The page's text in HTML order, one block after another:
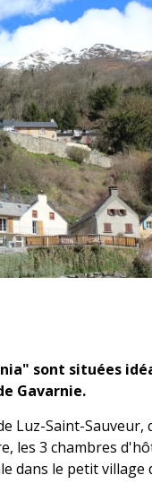
sont situées
Gavarnie.
Luz-Saint-
les 3 chambres
le petit village